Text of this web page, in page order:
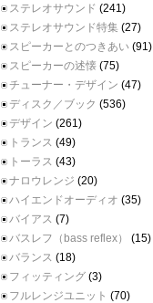
ステレオサウンド (241)
ステレオサウンド特集 (27)
スピーカーとのつきあい (91)
スピーカーの述懐 (75)
チューナー・デザイン (47)
ディスク／ブック (536)
デザイン (261)
トランス (49)
トーラス (43)
ナロウレンジ (20)
ハイエンドオーディオ (35)
バイアス (7)
バスレフ（bass reflex）
(15)
バランス (18)
フィッティング (3)
フルレンジユニット (70)